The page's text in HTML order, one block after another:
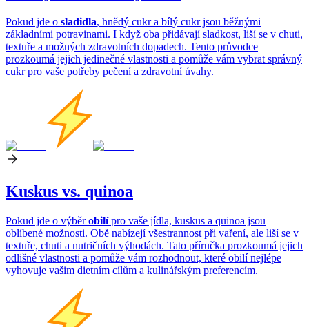
Pokud jde o sladidla, hnědý cukr a bílý cukr jsou běžnými
základními potravinami. I když oba přidávají sladkost, liší se v chuti,
textuře a možných zdravotních dopadech. Tento průvodce
prozkoumá jejich jedinečné vlastnosti a pomůže vám vybrat správný
cukr pro vaše potřeby pečení a zdravotní úvahy.
Kuskus vs. quinoa
Pokud jde o výběrobilípro vaše jídla, kuskus a quinoa jsou
oblíbené možnosti. Obě nabízejí všestrannost při vaření, ale liší se v
textuře, chuti a nutričních výhodách. Tato příručka prozkoumá jejich
odlišné vlastnosti a pomůže vám rozhodnout, které obilí nejlépe
vyhovuje vašim dietním cílům a kulinářským preferencím.